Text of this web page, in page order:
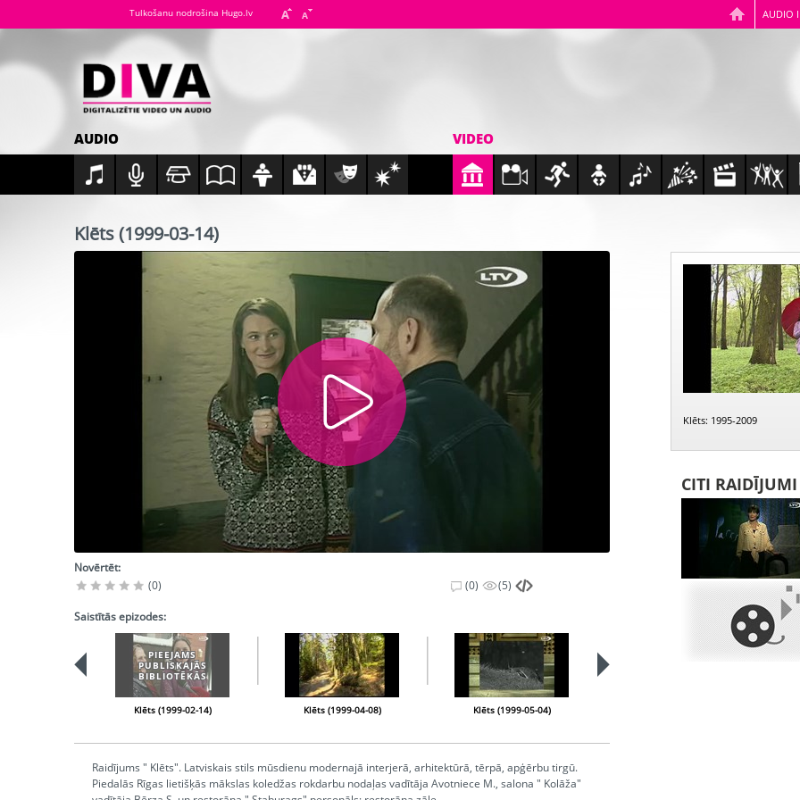
AUDIO
Tulkošanu nodrošina Hugo.lv
AUDIO VIDEO
Klēts (1999-03-14)
Novērtēt:
(0)
(0) (5)
Saistītās epizodes:
PIEEJAMS
PUBLISKAJĀS
BIBLIOTĒKĀS
Klēts (1999-02-14) Klēts (1999-04-08) Klēts (1999-05-04)
PIEEJAMS
Raidījums " Klēts". Latviskais stils mūsdienu modernajā interjerā, arhitektūrā, tērpā, apģērbu tirgū.
Piedalās Rīgas lietišķās mākslas koledžas rokdarbu nodaļas vadītāja Avotniece M., salona " Kolāža"
Klēts: 1995-2009
CITI